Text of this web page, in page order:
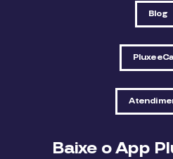
Blog
Baixe o App